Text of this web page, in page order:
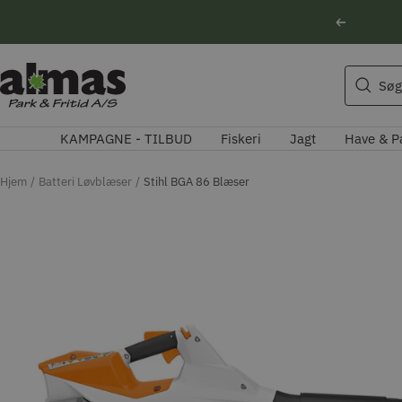
Forrige
Søg
Almas
Park
KAMPAGNE - TILBUD Fiskeri Jagt Have &
Hjem Batteri Løvblæser Stihl BGA 86 Blæser
Søgeforslag
Husqvarna motorsav
Kikkert
Natoptik